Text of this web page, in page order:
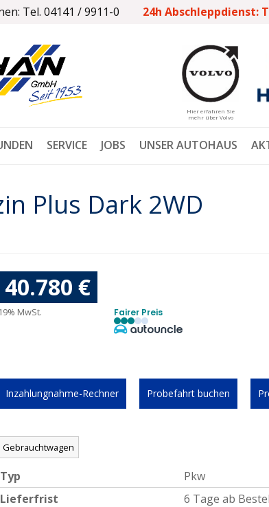
Tel. 04141 / 9911-0 24h Abschleppdienst:
Hier erfahren Sie
mehr über Volvo
SERVICE JOBS UNSER AUTOHAUS
Plus Dark 2WD
40.780 €
19% MwSt. Fairer Preis
Inzahlungnahme-Rechner Probefahrt buchen
Gebrauchtwagen
Typ
Pkw
Lieferfrist
6 Tage ab